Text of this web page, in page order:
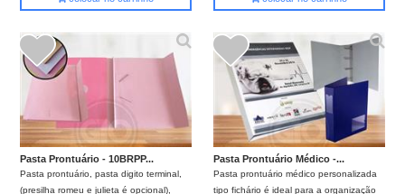
Pasta Prontuário - 10BRPP...
Pasta prontuário, pasta digito terminal,
(presilha romeu e julieta é opcional),
Pasta Prontuário Médico -...
Pasta prontuário médico personalizada
tipo fichário é ideal para a organização